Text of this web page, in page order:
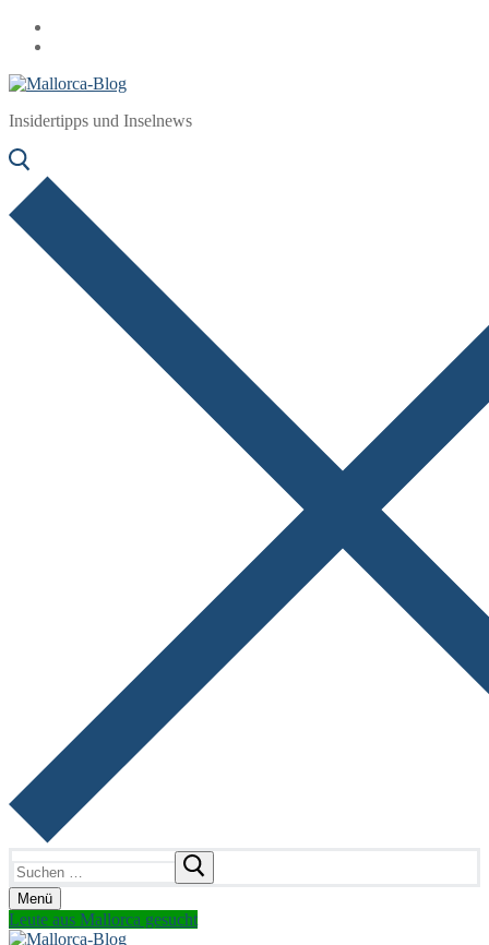
Zum
Inhalt
Menü
Schließen
Insidertipps und Inselnews
nach:
Menü
Leute aus Mallorca gesucht